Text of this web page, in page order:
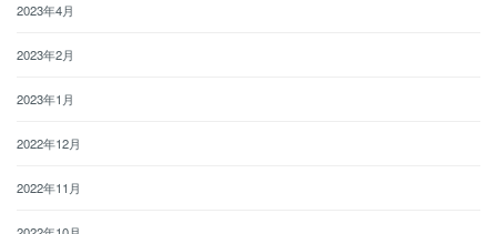
2023年4月
2023年2月
2023年1月
2022年12月
2022年11月